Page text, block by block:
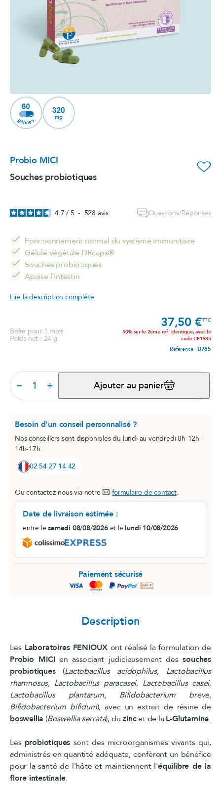
Probio MICI favorite_border
Souches probiotiques
4.7 / 5 - 528 avis Questions/Réponses
Fonctionnement normal du système immunitaire
Gélule végétale DRcaps®
Souches probiotiques
Apaise l'intestin
Lire la description complète
Boîte pour 1 mois
Poids net : 24 g
Prix
37,50 €TTC
50% sur le 2ème réf. identique, avec le
code CF1985
Référence : D765
− + Ajouter au panier
Besoin d’un conseil personnalisé ?
Nos conseillers sont disponibles du lundi au vendredi 8h-12h -
14h-17h.
02 54 27 14 42
Ou contactez-nous via notre formulaire de contact.
Date de livraison estimée :
entre lesamedi 08/08/2026et le lundi 10/08/2026
Paiement sécurisé
Description
LesLaboratoires FENIOUX ont réalisé la formulation de
Probio MICIen associant judicieusement dessouches
probiotiques(Lactobacillus acidophilus, Lactobacillus
rhamnosus, Lactobacillus paracasei, Lactobacillus casei,
Lactobacillus plantarum, Bifidobacterium breve,
Bifidobacterium bifidum), avec un extrait de résine de
boswellia (Boswellia serrata), duzincet de laL-Glutamine.
Les probiotiques sont des microorganismes vivants qui,
administrés en quantité adéquate, confèrent un bénéfice
pour la santé de l'hôte et maintiennent l'équilibre de la
flore intestinale.